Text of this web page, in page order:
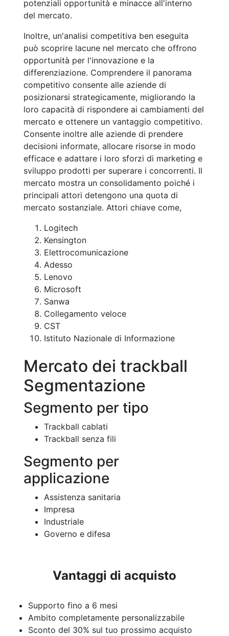
potenziali opportunità e minacce all'interno
del mercato.
Inoltre, un'analisi competitiva ben eseguita
può scoprire lacune nel mercato che offrono
opportunità per l'innovazione e la
differenziazione. Comprendere il panorama
competitivo consente alle aziende di
posizionarsi strategicamente, migliorando la
loro capacità di rispondere ai cambiamenti del
mercato e ottenere un vantaggio competitivo.
Consente inoltre alle aziende di prendere
decisioni informate, allocare risorse in modo
efficace e adattare i loro sforzi di marketing e
sviluppo prodotti per superare i concorrenti. Il
mercato mostra un consolidamento poiché i
principali attori detengono una quota di
mercato sostanziale. Attori chiave come,
Logitech
Kensington
Elettrocomunicazione
Adesso
Lenovo
Microsoft
Sanwa
Collegamento veloce
CST
Istituto Nazionale di Informazione
Mercato dei trackball
Segmentazione
Segmento per tipo
Trackball cablati
Trackball senza fili
Segmento per
applicazione
Assistenza sanitaria
Impresa
Industriale
Governo e difesa
Vantaggi di acquisto
Supporto fino a 6 mesi
Ambito completamente personalizzabile
Sconto del 30% sul tuo prossimo acquisto